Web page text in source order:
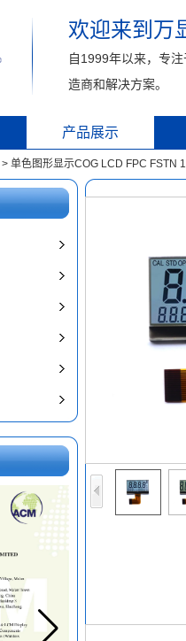
欢迎来到万
自1999年以来，专
造商和解决方案。
产品展示
> 单色图形显示COG LCD FPC FSTN